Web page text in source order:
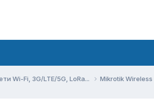
Wi-Fi, 3G/LTE/5G, LoRa... Mikrotik Wireless